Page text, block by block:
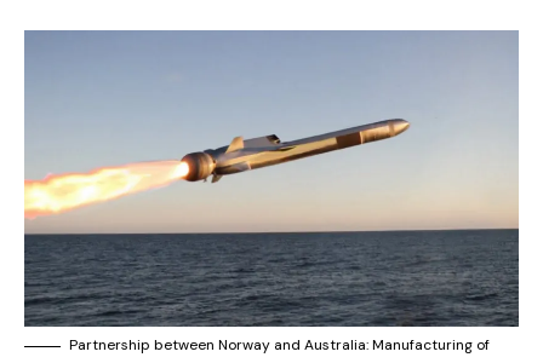
Partnership between Norway and Australia: Manufacturing of